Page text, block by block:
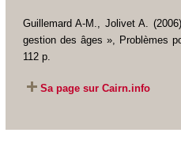
Guillemard A-M., Jolivet A.
gestion des âges »,
Problèmes
112 p.
Sa page sur Cairn.info